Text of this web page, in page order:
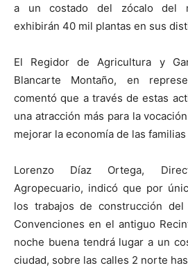
a un costado del zócalo del
exhibirán 40 mil plantas en sus
El Regidor de Agricultura y
Blancarte Montaño, en
comentó que a través de estas
una atracción más para la
mejorar la economía de las familias
Lorenzo Díaz Ortega,
Agropecuario, indicó que por
los trabajos de construcción
Convenciones en el antiguo
noche buena tendrá lugar a un
ciudad, sobre las calles 2 norte